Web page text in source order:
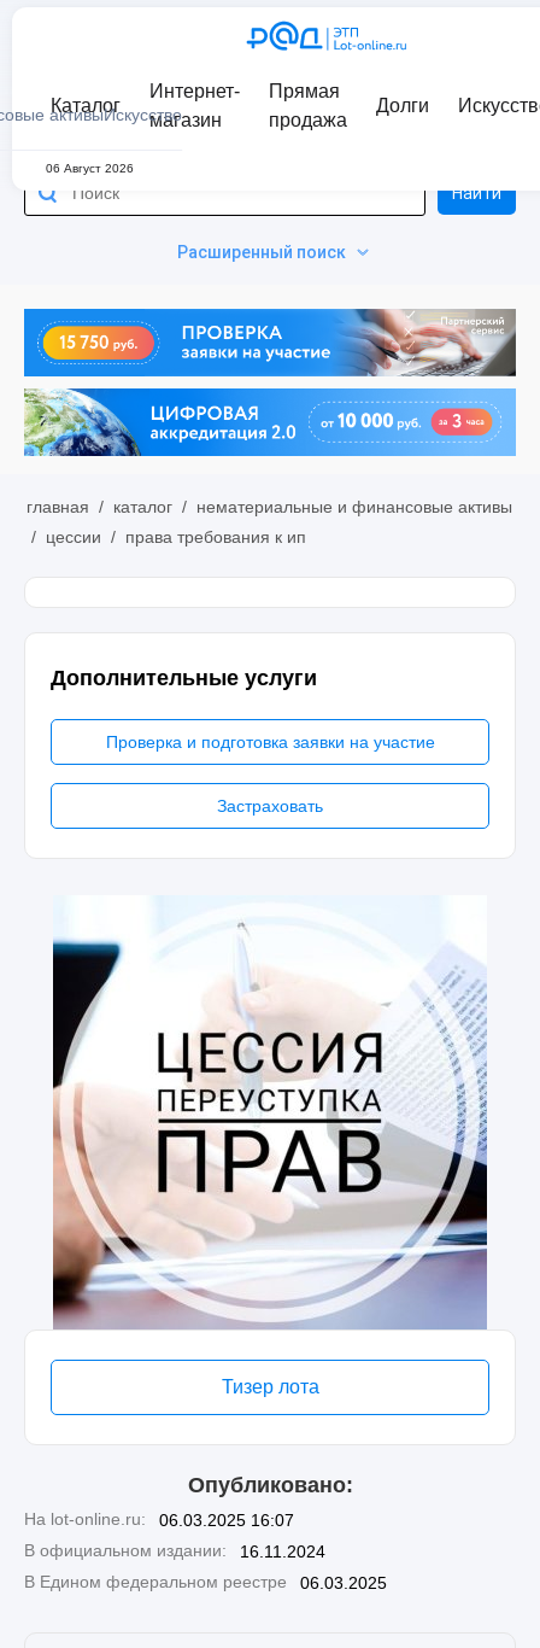
активыИскусство
Каталог
Интернет-
магазин
Прямая
продажа
Долги
06 Август 2026
Расширенный поиск
Найти
главная / каталог / нематериальные и финансовые активы
/ цессии / права требования к ип
Дополнительные услуги
Проверка и подготовка заявки на участие
Застраховать
Тизер лота
Опубликовано:
На lot-online.ru:
06.03.2025 16:07
В официальном издании:
16.11.2024
В Едином федеральном реестре
06.03.2025